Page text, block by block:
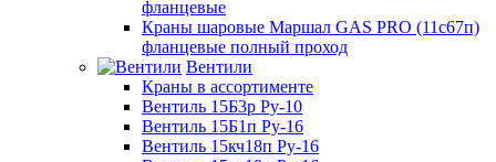
фланцевые
Краны шаровые Маршал GAS PRO (11с67п)
фланцевые полный проход
Вентили
Краны в ассортименте
Вентиль 15Б3р Ру-10
Вентиль 15Б1п Ру-16
Вентиль 15кч18п Ру-16